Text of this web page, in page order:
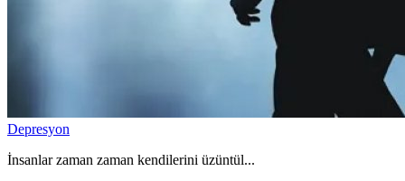
Depresyon
İnsanlar zaman zaman kendilerini üzüntül...